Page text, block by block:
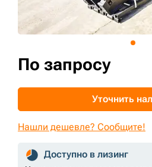
По запросу
Уточнить
Нашли дешевле? Сообщите!
Доступно в лизинг